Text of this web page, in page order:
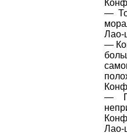
—
Лао-
—
—
Лао-